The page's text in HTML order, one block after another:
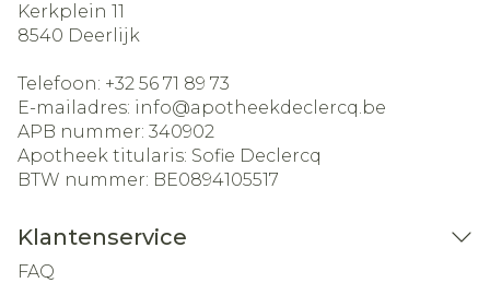
Kerkplein 11
8540 Deerlijk
Telefoon: +32 56 71 89 73
E-mailadres: info@apotheekdeclercq.be
APB nummer: 340902
Apotheek titularis: Sofie Declercq
BTW nummer: BE0894105517
Klantenservice
FAQ